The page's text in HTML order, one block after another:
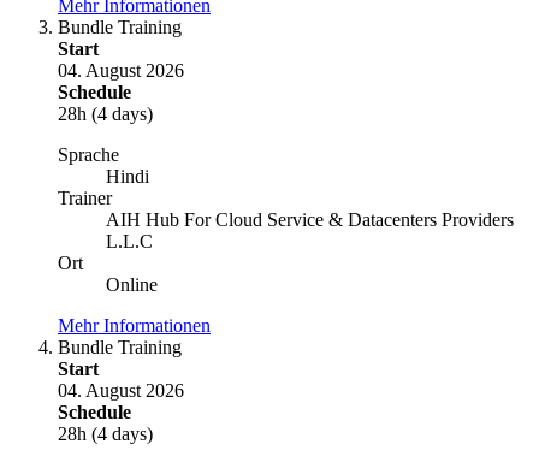
Mehr Informationen
Bundle Training
Start
04. August 2026
Schedule
28h (4 days)
Sprache
Hindi
Trainer
AIH Hub For Cloud Service & Datacenters Providers
L.L.C
Ort
Online
Mehr Informationen
Bundle Training
Start
04. August 2026
Schedule
28h (4 days)